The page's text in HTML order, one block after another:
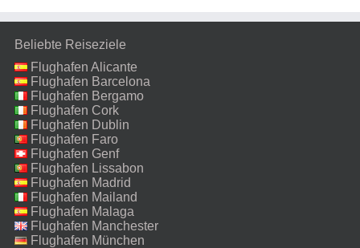
Beliebte Reiseziele
Flughafen Alicante
Flughafen Barcelona
Flughafen Bergamo
Flughafen Cork
Flughafen Dublin
Flughafen Faro
Flughafen Genf
Flughafen Lissabon
Flughafen Madrid
Flughafen Mailand
Malpensa
Flughafen Malaga
Flughafen Manchester
Flughafen München